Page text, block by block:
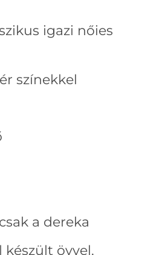
igazi nőies
színekkel
a dereka
készült övvel,